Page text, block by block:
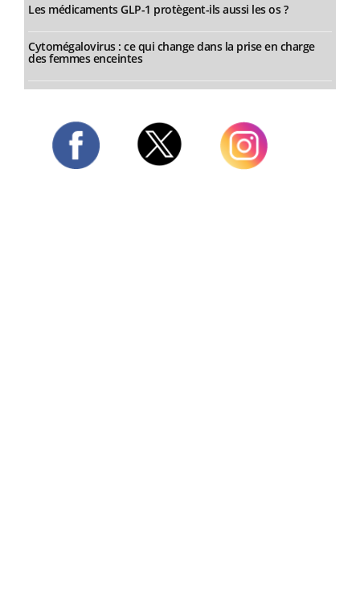
Les médicaments GLP-1 protègent-ils aussi les os ?
Cytomégalovirus : ce qui change dans la prise en charge
des femmes enceintes